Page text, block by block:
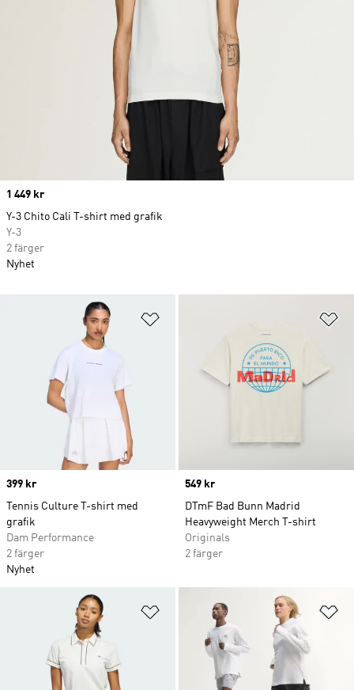
Price
399 kr
Tennis Culture T-shirt med
grafik
Dam Performance
2 färger
Nyhet
Price
549 kr
DTmF Bad Bunn Madrid
Heavyweight Merch T-shirt
Originals
2 färger
Lägg till på önskelistan
Price
1 449 kr
Y-3 Chito Cali T-shirt med grafik
Y-3
2 färger
Nyhet